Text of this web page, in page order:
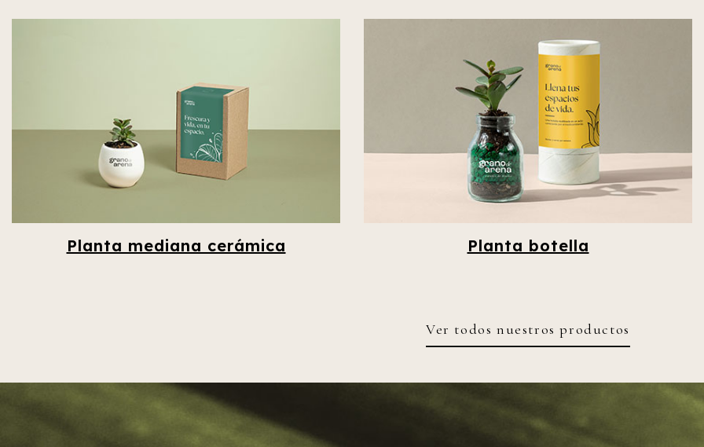
Planta mediana cerámica Planta botella
Ver todos nuestros productos